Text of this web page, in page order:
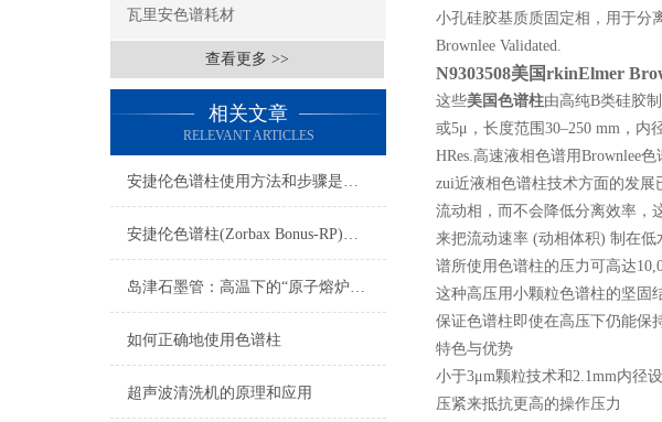
瓦里安色谱耗材
查看更多 >>
相关文章
RELEVANT ARTICLES
安捷伦色谱柱使用方法和步骤是怎样的？
安捷伦色谱柱(Zorbax Bonus-RP)：难分离碱性化合物的峰形利器
岛津石墨管：高温下的“原子熔炉”，痕量分析的基石
如何正确地使用色谱柱
超声波清洗机的原理和应用
小孔硅胶基质质固定相，用于分
Brownlee Validated.
N9303508美国rkinElmer
这些美国色谱柱由高纯B类硅胶
或5μ，长度范围30–250 mm，内
HRes.高速液相色谱用Brownlee色
zui近液相色谱柱技术方面的发
流动相，而不会降低分离效率，
来把流动速率 (动相体积) 制在
谱所使用色谱柱的压力可高达
这种高压用小颗粒色谱柱的坚固
保证色谱柱即使在高压下仍能保
特色与优势
小于3μm颗粒技术和2.1mm内径
压紧来抵抗更高的操作压力